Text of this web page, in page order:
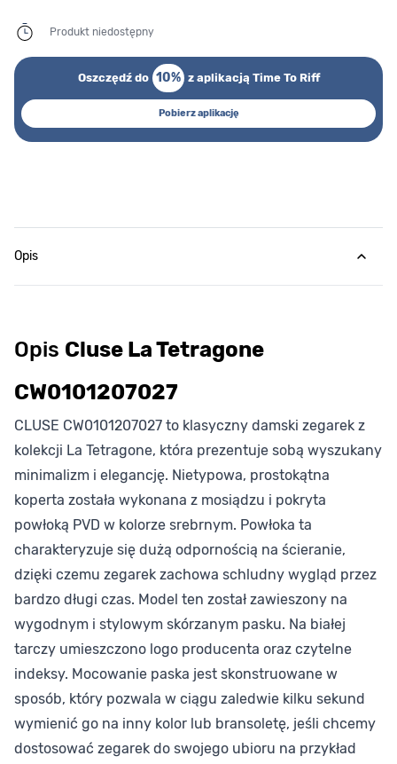
Produkt niedostępny
Oszczędź do 10% z aplikacją Time To Riff
Pobierz aplikację
Opis
Opis Cluse La Tetragone
CW0101207027
CLUSE CW0101207027 to klasyczny damski zegarek z
kolekcji La Tetragone, która prezentuje sobą wyszukany
minimalizm i elegancję. Nietypowa, prostokątna
koperta została wykonana z mosiądzu i pokryta
powłoką PVD w kolorze srebrnym. Powłoka ta
charakteryzuje się dużą odpornością na ścieranie,
dzięki czemu zegarek zachowa schludny wygląd przez
bardzo długi czas. Model ten został zawieszony na
wygodnym i stylowym skórzanym pasku. Na białej
tarczy umieszczono logo producenta oraz czytelne
indeksy. Mocowanie paska jest skonstruowane w
sposób, który pozwala w ciągu zaledwie kilku sekund
wymienić go na inny kolor lub bransoletę, jeśli chcemy
dostosować zegarek do swojego ubioru na przykład